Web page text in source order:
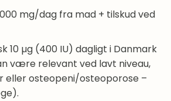
mg/dag fra mad + tilskud ved
10 µg (400 IU) dagligt i Danmark
være relevant ved lavt niveau,
eller osteopeni/osteoporose –